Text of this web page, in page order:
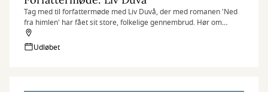
Tag med til forfattermøde med Liv Duvå, der med romanen 'Ned
fra himlen' har fået sit store, folkelige gennembrud. Hør om
velfærdsdrømmen på Vestegnen, om højhusene i Brøndby Strand,
om lykkelig og lidt mindre lykkelig kærlighed og om alt det, vi
Udløbet